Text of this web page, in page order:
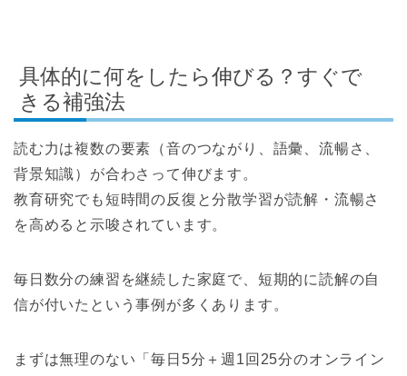
具体的に何をしたら伸びる？すぐで
きる補強法
読む力は複数の要素（音のつながり、語彙、流暢さ、
背景知識）が合わさって伸びます。
教育研究でも短時間の反復と分散学習が読解・流暢さ
を高めると示唆されています。
毎日数分の練習を継続した家庭で、短期的に読解の自
信が付いたという事例が多くあります。
まずは無理のない「毎日5分＋週1回25分のオンライン